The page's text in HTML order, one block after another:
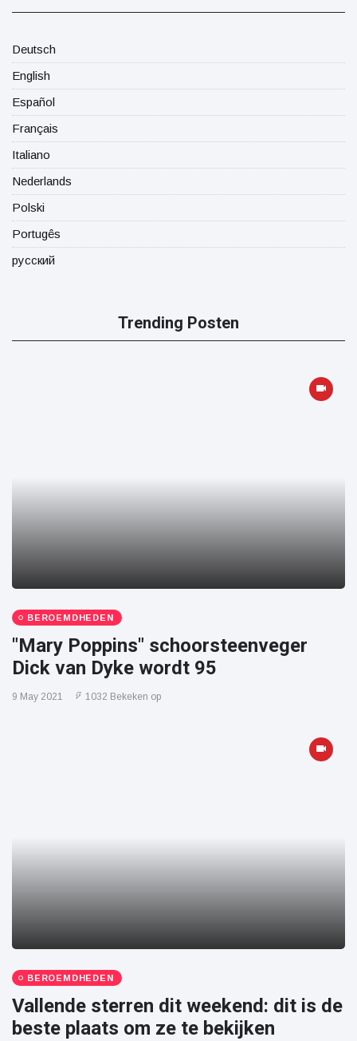
Deutsch
English
Español
Français
Italiano
Nederlands
Polski
Portugês
русский
Trending Posten
BEROEMDHEDEN
"Mary Poppins" schoorsteenveger
Dick van Dyke wordt 95
9 May 2021 1032 Bekeken op
BEROEMDHEDEN
Vallende sterren dit weekend: dit is de
beste plaats om ze te bekijken